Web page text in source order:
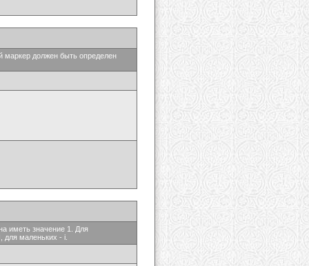
маркер должен быть определен
иметь значение 1. Для
маленьких - i.